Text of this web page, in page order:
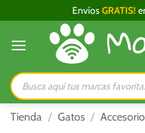
al
contenido
EnvíosGRATIS!
Búsqueda
de
productos
Tienda / Gatos /